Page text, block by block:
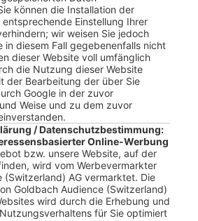
können die Installation der
Einstellung Ihrer
wir weisen Sie jedoch
in diesem Fall gegebenenfalls nicht
dieser Website voll umfänglich
die Nutzung dieser Website
der Bearbeitung der über Sie
Google in der zuvor
Weise und zu dem zuvor
/ Datenschutzbestimmung:
Online-Werbung
bzw. unsere Website, auf der
wird vom Werbevermarkter
(Switzerland) AG vermarktet. Die
Goldbach Audience (Switzerland)
wird durch die Erhebung und
für Sie optimiert